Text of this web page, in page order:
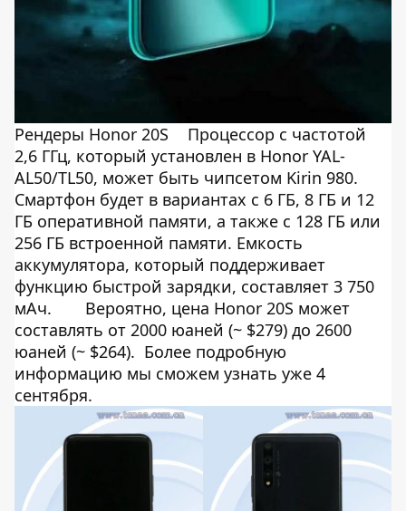
Рендеры Honor 20S
Процессор с частотой
2,6 ГГц, который установлен в Honor YAL-
AL50/TL50, может быть чипсетом Kirin 980.
Смартфон будет в вариантах с 6 ГБ, 8 ГБ и 12
ГБ оперативной памяти, а также с 128 ГБ или
256 ГБ встроенной памяти. Емкость
аккумулятора, который поддерживает
функцию быстрой зарядки, составляет 3 750
мАч.
Вероятно, цена Honor 20S может
составлять от 2000 юаней (~ $279) до 2600
юаней (~ $264). Более подробную
информацию мы сможем узнать уже 4
сентября.